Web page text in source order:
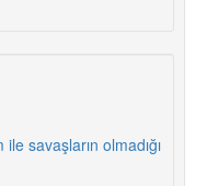
savaşların olmadığı